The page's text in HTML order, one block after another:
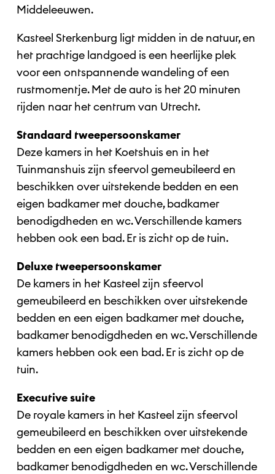
Middeleeuwen.
Kasteel Sterkenburg ligt midden in de natuur, en
het prachtige landgoed is een heerlijke plek
voor een ontspannende wandeling of een
rustmomentje. Met de auto is het 20 minuten
rijden naar het centrum van Utrecht.
Standaard tweepersoonskamer
Deze kamers in het Koetshuis en in het
Tuinmanshuis zijn sfeervol gemeubileerd en
beschikken over uitstekende bedden en een
eigen badkamer met douche, badkamer
benodigdheden en wc. Verschillende kamers
hebben ook een bad. Er is zicht op de tuin.
Deluxe tweepersoonskamer
De kamers in het Kasteel zijn sfeervol
gemeubileerd en beschikken over uitstekende
bedden en een eigen badkamer met douche,
badkamer benodigdheden en wc. Verschillende
kamers hebben ook een bad. Er is zicht op de
tuin.
Executive suite
De royale kamers in het Kasteel zijn sfeervol
gemeubileerd en beschikken over uitstekende
bedden en een eigen badkamer met douche,
badkamer benodigdheden en wc. Verschillende